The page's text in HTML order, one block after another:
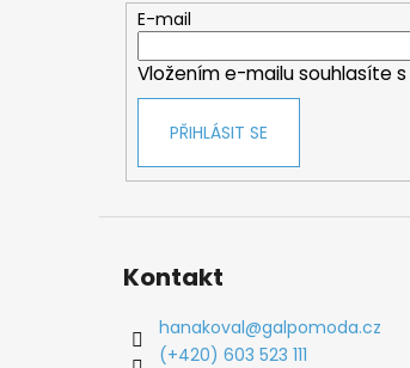
E-mail
Vložením e-mailu souhlasíte s
PŘIHLÁSIT SE
Kontakt
hanakoval@galpomoda.cz
(+420) 603 523 111